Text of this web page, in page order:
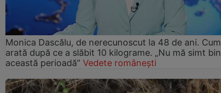
Monica Dascălu, de nerecunoscut la 48 de ani. Cum
arată după ce a slăbit 10 kilograme. „Nu mă simt
această perioadă” Vedete românești